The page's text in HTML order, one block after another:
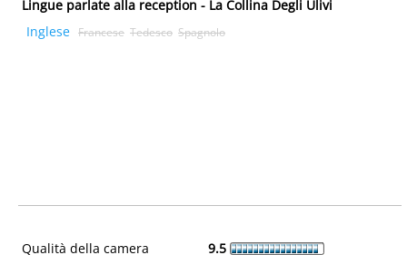
Lingue parlate alla reception - La Collina Degli Ulivi
Inglese Francese Tedesco Spagnolo
Qualità della camera
9.5